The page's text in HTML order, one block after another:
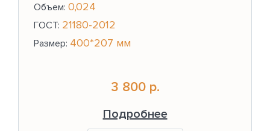
Объем: 0,024
ГОСТ: 21180-2012
Размер: 400*207 мм
3 800 р.
Подробнее